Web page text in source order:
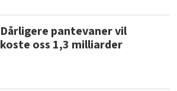
Dårligere pantevaner vil
koste oss 1,3 milliarder